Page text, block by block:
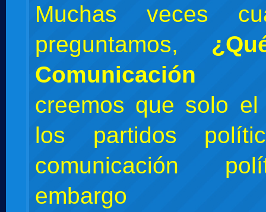
Muchas veces
preguntamos,
Comunicación
creemos que solo
los partidos
comunicación